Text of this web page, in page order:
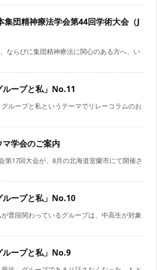
集団精神療法学会第44回学術大会（J
らびに集団精神療法に関心のある方へ、い
ループと私」No.11
ループと私というテーマでリレーコラムのお
学会のご案内
第17回大会が、8月の北海道室蘭市にて開催さ
ループと私」No.10
普段関わっているグループは、中高生が対象
ループと私」No.9